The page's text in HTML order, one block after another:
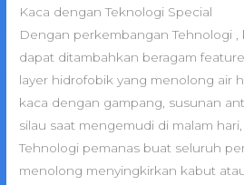
Kaca dengan Teknologi Special
Dengan perkembangan Tehnologi ,
dapat ditambahkan beragam
layer hidrofobik yang menolong air
kaca dengan gampang, susunan
silau saat mengemudi di malam
Tehnologi pemanas buat seluruh
menolong menyingkirkan kabut